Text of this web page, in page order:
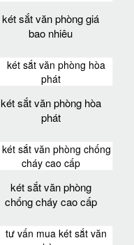
két sắt văn phòng giá
bao nhiêu
két sắt văn phòng hòa
phát
két sắt văn phòng
chống cháy cao cấp